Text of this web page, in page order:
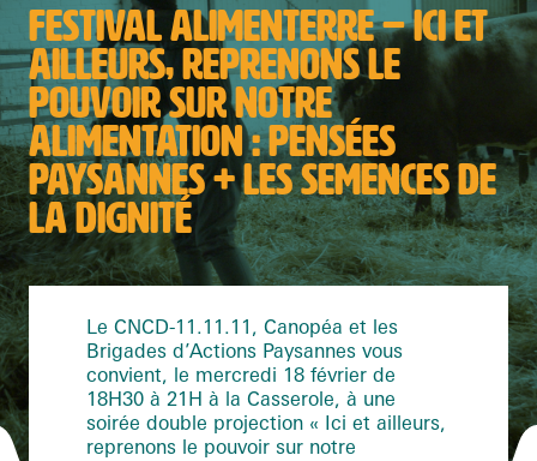
FESTIVAL ALIMENTERRE – ICI ET
AILLEURS, REPRENONS LE
POUVOIR SUR NOTRE
ALIMENTATION : PENSÉES
PAYSANNES + LES SEMENCES DE
LA DIGNITÉ
Le CNCD-11.11.11, Canopéa et les
Brigades d’Actions Paysannes vous
convient, le mercredi 18 février de
18H30 à 21H à la Casserole, à une
soirée double projection « Ici et ailleurs,
reprenons le pouvoir sur notre